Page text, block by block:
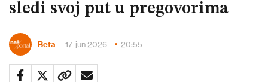
sledi svoj put u pregovorima
Beta 17. jun 2026. 20:55